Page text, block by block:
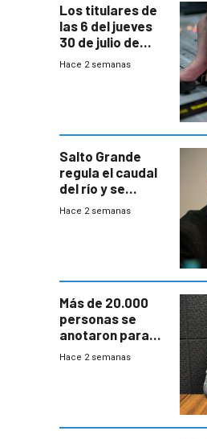
Los titulares de
las 6 del jueves
30 de julio de
2026
Hace 2 semanas
Salto Grande
regula el caudal
del río y se
prepara para un
Hace 2 semanas
Más de 20.000
personas se
anotaron para
las pruebas
Hace 2 semanas